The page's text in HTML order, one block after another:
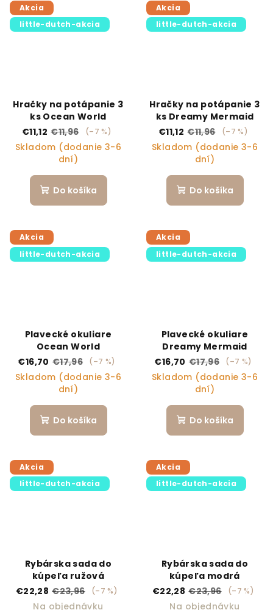
Akcia
little-dutch-akcia
Hračky na potápanie 3
ks Ocean World
€11,12 €11,96 (–7 %)
Skladom (dodanie 3-6
dní)
Do košíka
Akcia
little-dutch-akcia
Hračky na potápanie 3
ks Dreamy Mermaid
€11,12 €11,96 (–7 %)
Skladom (dodanie 3-6
dní)
Do košíka
Akcia
little-dutch-akcia
Plavecké okuliare
Ocean World
€16,70 €17,96 (–7 %)
Skladom (dodanie 3-6
dní)
Do košíka
Akcia
little-dutch-akcia
Plavecké okuliare
Dreamy Mermaid
€16,70 €17,96 (–7 %)
Skladom (dodanie 3-6
dní)
Do košíka
Akcia
little-dutch-akcia
Rybárska sada do
kúpeľa ružová
€22,28 €23,96 (–7 %)
Na objednávku
Akcia
little-dutch-akcia
Rybárska sada do
kúpeľa modrá
€22,28 €23,96 (–7 %)
Na objednávku